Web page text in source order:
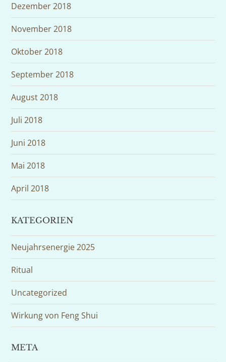
Dezember 2018
November 2018
Oktober 2018
September 2018
August 2018
Juli 2018
Juni 2018
Mai 2018
April 2018
KATEGORIEN
Neujahrsenergie 2025
Ritual
Uncategorized
Wirkung von Feng Shui
META